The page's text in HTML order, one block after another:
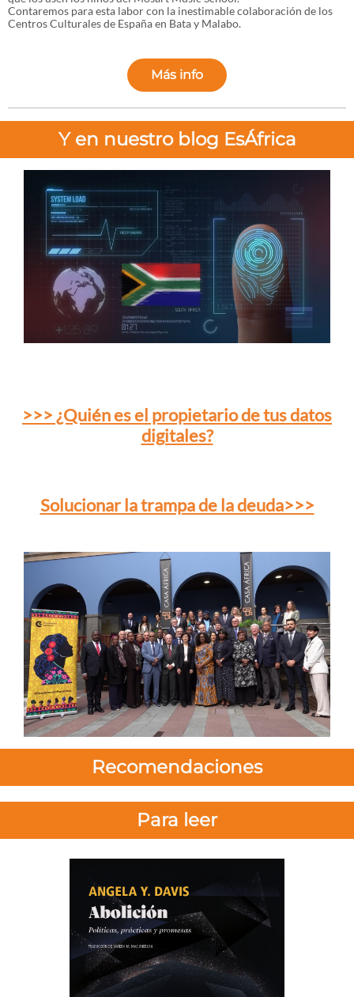
Contaremos para esta labor con la inestimable colaboración de los
Centros Culturales de España en Bata y Malabo.
Más info
Y en nuestro blog EsÁfrica
>>> ¿Quién es el propietario de tus datos
digitales?
Solucionar la trampa de la deuda>>>
Recomendaciones
Para leer